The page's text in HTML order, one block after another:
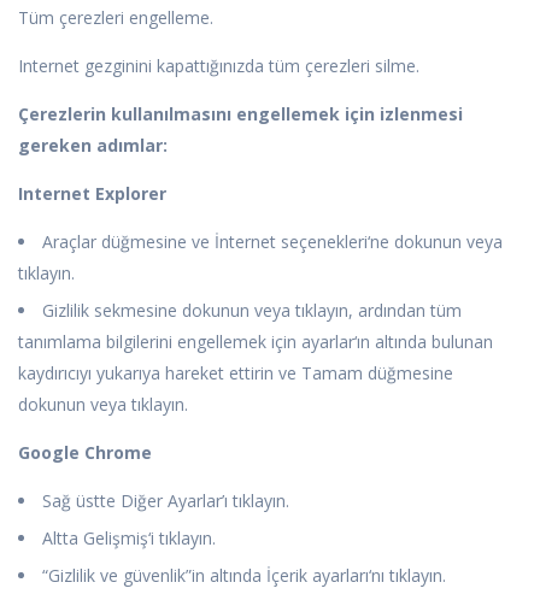
Tüm çerezleri engelleme.
Internet gezginini kapattığınızda tüm çerezleri silme.
Çerezlerin kullanılmasını engellemek için izlenmesi
gereken adımlar:
Internet Explorer
Araçlar düğmesine ve İnternet seçenekleri‘ne dokunun veya
tıklayın.
Gizlilik sekmesine dokunun veya tıklayın, ardından tüm
tanımlama bilgilerini engellemek için ayarlar‘ın altında bulunan
kaydırıcıyı yukarıya hareket ettirin ve Tamam düğmesine
dokunun veya tıklayın.
Google Chrome
Sağ üstte Diğer Ayarlar’ı tıklayın.
Altta Gelişmiş‘i tıklayın.
“Gizlilik ve güvenlik”in altında İçerik ayarları‘nı tıklayın.